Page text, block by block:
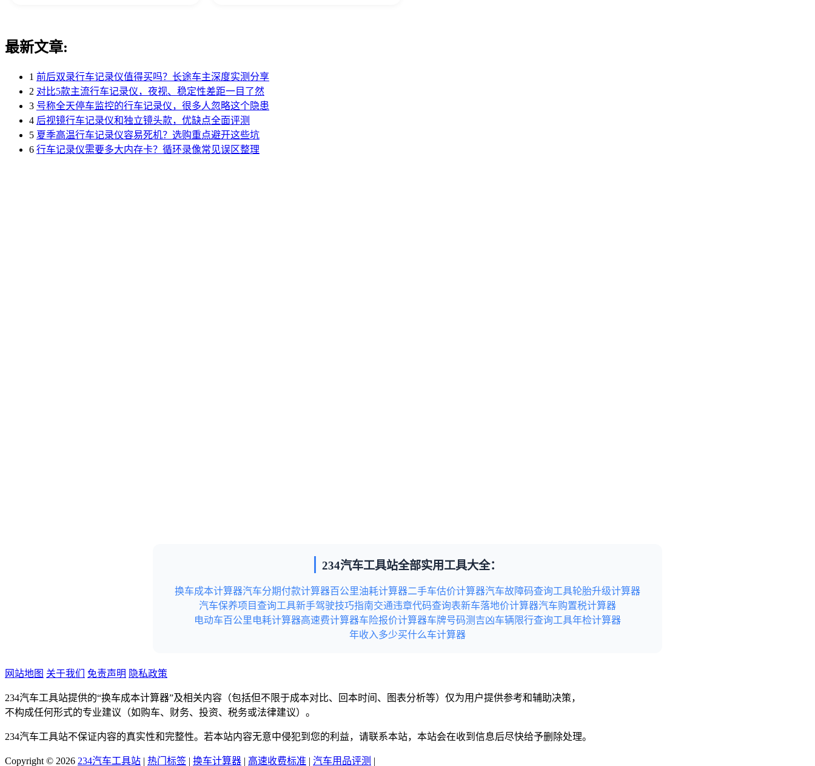
最新文章:
1 前后双录行车记录仪值得买吗？长途车主深度实测分享
2 对比5款主流行车记录仪，夜视、稳定性差距一目了然
3 号称全天停车监控的行车记录仪，很多人忽略这个隐患
4 后视镜行车记录仪和独立镜头款，优缺点全面评测
5 夏季高温行车记录仪容易死机？选购重点避开这些坑
6 行车记录仪需要多大内存卡？循环录像常见误区整理
234汽车工具站全部实用工具大全：
换车成本计算器汽车分期付款计算器百公里油耗计算器二手车估价计算器汽车故障码查询工具轮胎升级计算器
汽车保养项目查询工具新手驾驶技巧指南交通违章代码查询表新车落地价计算器汽车购置税计算器
电动车百公里电耗计算器高速费计算器车险报价计算器车牌号码测吉凶车辆限行查询工具年检计算器
年收入多少买什么车计算器
网站地图 关于我们 免责声明 隐私政策
234汽车工具站提供的“换车成本计算器”及相关内容（包括但不限于成本对比、回本时间、图表分析等）仅为用户提供参考和辅助决策，
不构成任何形式的专业建议（如购车、财务、投资、税务或法律建议）。
234汽车工具站不保证内容的真实性和完整性。若本站内容无意中侵犯到您的利益，请联系本站，本站会在收到信息后尽快给予删除处理。
Copyright © 2026 234汽车工具站 | 热门标签 | 换车计算器 | 高速收费标准 | 汽车用品评测 |